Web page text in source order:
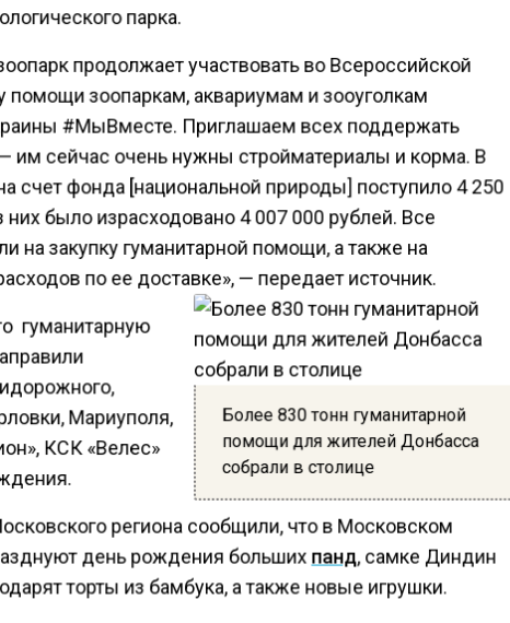
парка.
продолжает участвовать во Всероссийской
помощи зоопаркам, аквариумам и зооуголкам
#МыВместе. Приглашаем всех поддержать
им сейчас очень нужны стройматериалы и корма. В
счет фонда [национальной природы] поступило 4 250
них было израсходовано 4 007 000 рублей. Все
на закупку гуманитарной помощи, а также на
по ее доставке», — передает источник.
Более 830 тонн гуманитарной
помощи для жителей Донбасса
собрали в столице
гуманитарную
Мариуполя,
КСК «Велес»
региона сообщили, что в Московском
день рождения больших панд, самке Диндин
торты из бамбука, а также новые игрушки.